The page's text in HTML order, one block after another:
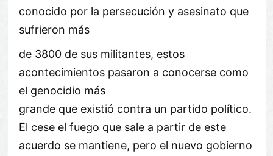
conocido por la persecución y asesinato que
sufrieron más
de 3800 de sus militantes, estos
acontecimientos pasaron a conocerse como
el genocidio más
grande que existió contra un partido político.
El cese el fuego que sale a partir de este
acuerdo se mantiene, pero el nuevo gobierno